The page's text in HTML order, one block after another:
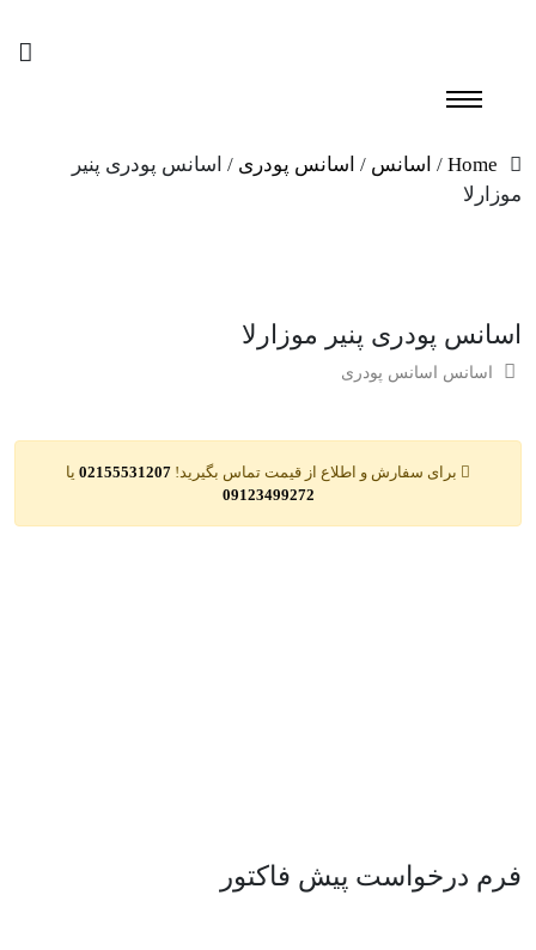
Home
/ اسانس / اسانس پودری / اسانس پودری پنیر
موزارلا
اسانس پودری پنیر موزارلا
اسانس اسانس پودری
برای سفارش و اطلاع از قیمت تماس بگیرید! 02155531207 یا
09123499272
فرم درخواست پیش فاکتور